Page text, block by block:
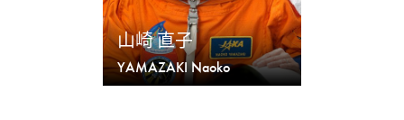
山崎 直子
YAMAZAKI Naoko